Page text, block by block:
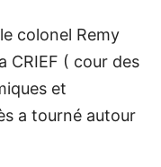
colonel Remy
CRIEF ( cour des
et
a tourné autour